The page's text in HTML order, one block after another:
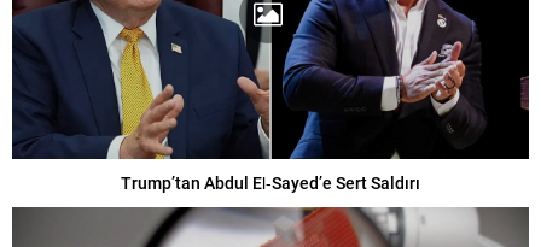
Trump’tan Abdul El‑Sayed’e Sert Saldırı